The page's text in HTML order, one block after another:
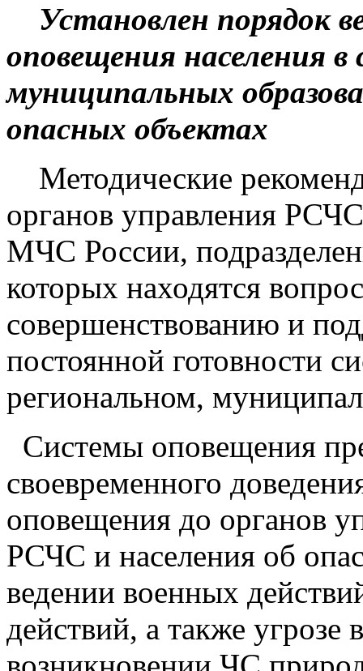
Установлен порядок
оповещения населения
муниципальных
опасных объектах
Методические
органов управления
МЧС России,
которых находятся
совершенствованию и
постоянной готовности
региональном,
Системы оповещения
своевременного
оповещения до органов
РСЧС и населения об
ведении военных
действий, а также угрозе